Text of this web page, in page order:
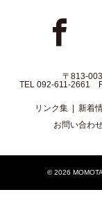
Instagram
〒813-
TEL 092-611-2661
リンク集 新着
お問い合わ
© 2026